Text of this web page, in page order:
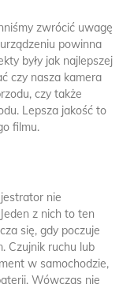
zwrócić uwagę
powinna
były jak najlepszej
czy nasza kamera
czy także
Lepsza jakość to
filmu.
nie
z nich to ten
się, gdy poczuje
Czujnik ruchu lub
w samochodzie,
Wówczas nie